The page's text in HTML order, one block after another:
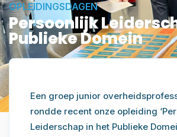
OPLEIDINGSDAGEN
Persoonlijk
Publieke Domein
Een groep junior
rondde recent onze opleiding
Leiderschap in het Publieke